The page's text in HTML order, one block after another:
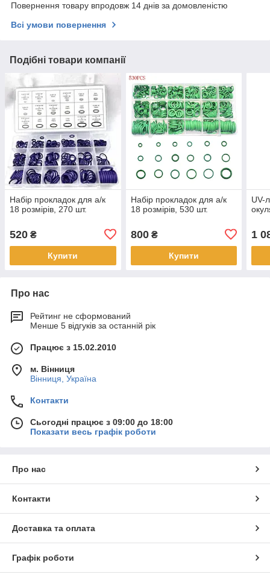
Повернення товару впродовж 14 днів за домовленістю
Всі умови повернення
Подібні товари компанії
Набір прокладок для а/к
18 розмірів, 270 шт.
520 ₴
Купити
Набір прокладок для а/к
18 розмірів, 530 шт.
800₴
Купити
UV-
1
Про нас
Рейтинг не сформований
Менше 5 відгуків за останній рік
Працює з 15.02.2010
м. Вінниця
Вінниця, Україна
Контакти
Сьогодні працює з 09:00 до 18:00
Показати весь графік роботи
Про нас
Контакти
Доставка та оплата
Графік роботи